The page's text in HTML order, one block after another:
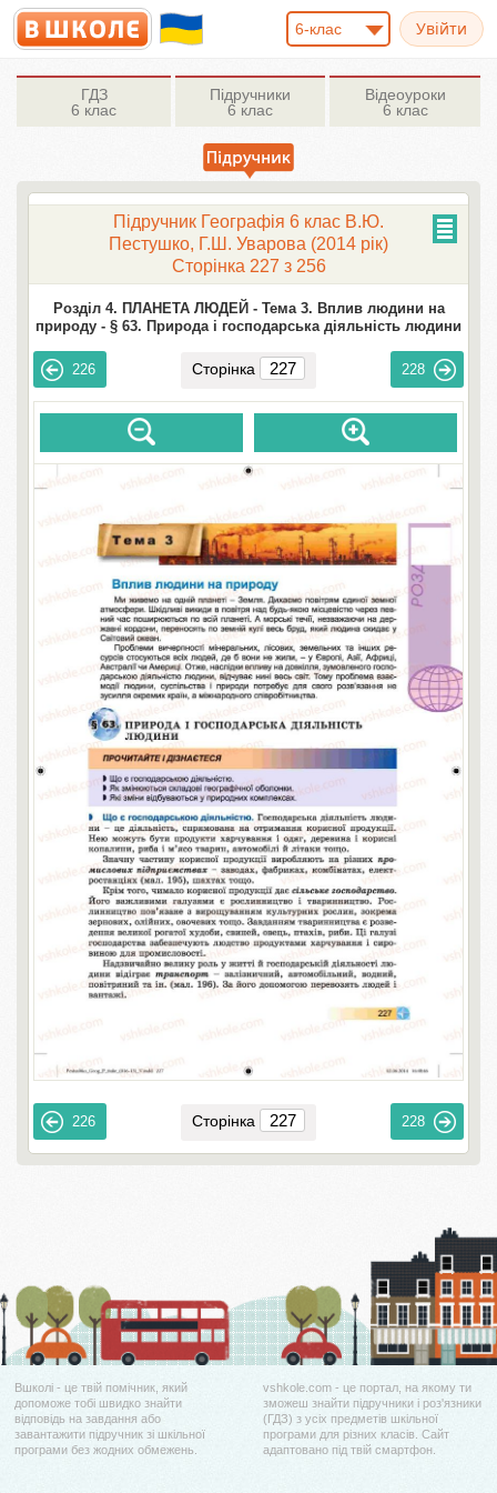
6-клас
ГДЗ
6 клас
Підручники
6 клас
Відеоуроки
6 клас
Підручник Географія 6 клас В.Ю.
Пестушко, Г.Ш. Уварова (2014 рік)
Сторінка 227 з 256
Розділ 4. ПЛАНЕТА ЛЮДЕЙ - Тема 3. Вплив людини на
природу - § 63. Природа і господарська діяльність людини
226 Сторінка 228
226 Сторінка 228
Вшколі - це твій помічник, який
допоможе тобі швидко знайти
відповідь на завдання або
завантажити підручник зі шкільної
програми без жодних обмежень.
vshkole.com - це портал, на якому ти
зможеш знайти підручники і роз'язники
(ГДЗ) з усіх предметів шкільної
програми для різних класів. Сайт
адаптовано під твій смартфон.